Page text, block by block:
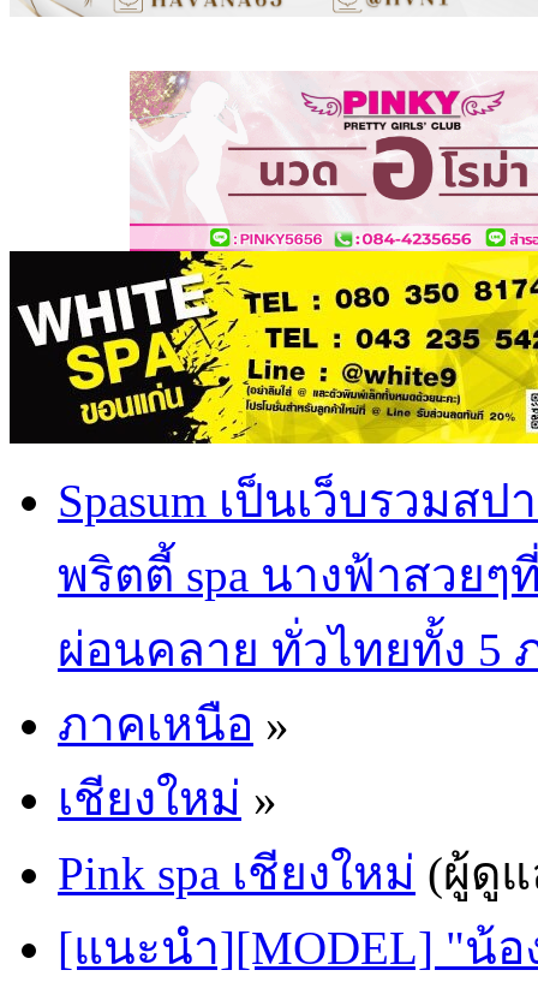
Spasum เป็นเว็บรวม
พริตตี้ spa นางฟ้าสวย
ผ่อนคลาย ทั่วไทยทั้ง 5
ภาคเหนือ »
เชียงใหม่ »
Pink spa เชียงใหม่ (ผู้ดู
[แนะนำ][MODEL] "น้อ